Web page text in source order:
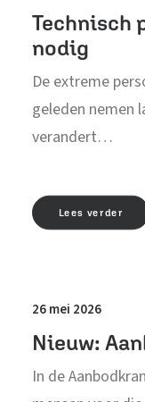
Technisch
nodig
De extreme
geleden nemen
verandert…
Lees verder
26 mei 2026
Nieuw:
In de